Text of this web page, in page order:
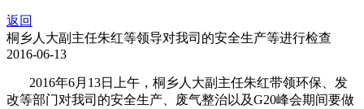
返回
桐乡人大副主任朱红等领导对我司的安全生产等进行检查
2016-06-13
2016年6月13日上午，桐乡人大副主任朱红带领环保、发
改等部门对我司的安全生产、废气整治以及G20峰会期间要做